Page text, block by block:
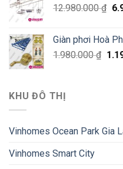
12.980.000₫
Giàn phơi Hoà
1.980.000₫
KHU ĐÔ THỊ
Vinhomes Ocean Park Gia
Vinhomes Smart City